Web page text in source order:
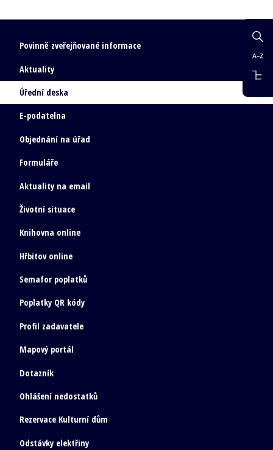
Povinně zveřejňované informace
Aktuality
Úřední deska
E-podatelna
Objednání na úřad
Formuláře
Aktuality na email
Životní situace
Knihovna online
Hřbitov online
Semafor poplatků
Poplatky QR kódy
Profil zadavatele
Mapový portál
Dotazník
Ohlášení nedostatků
Rezervace Kulturní dům
Odstávky elektřiny